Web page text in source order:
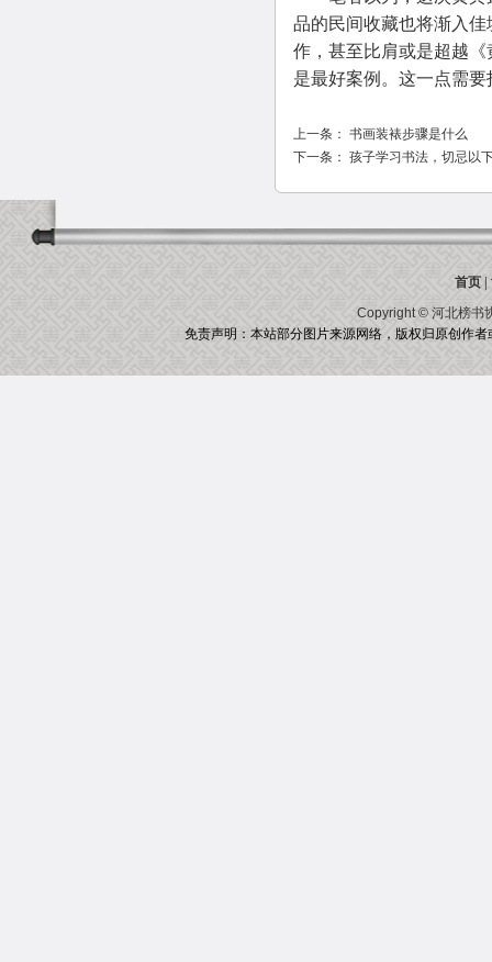
品的民间收藏也将渐入
作，甚至比肩或是超越
是最好案例。这一点需
上一条： 书画装裱步骤是什么
下一条： 孩子学习书法，切忌以
首页|
Copyright © 河北榜书
免责声明：本站部分图片来源网络，版权归原创作